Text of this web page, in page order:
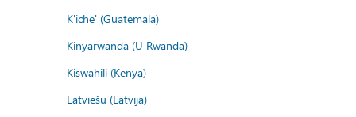
K'iche' (Guatemala)
Kinyarwanda (U Rwanda)
Kiswahili (Kenya)
Latviešu (Latvija)